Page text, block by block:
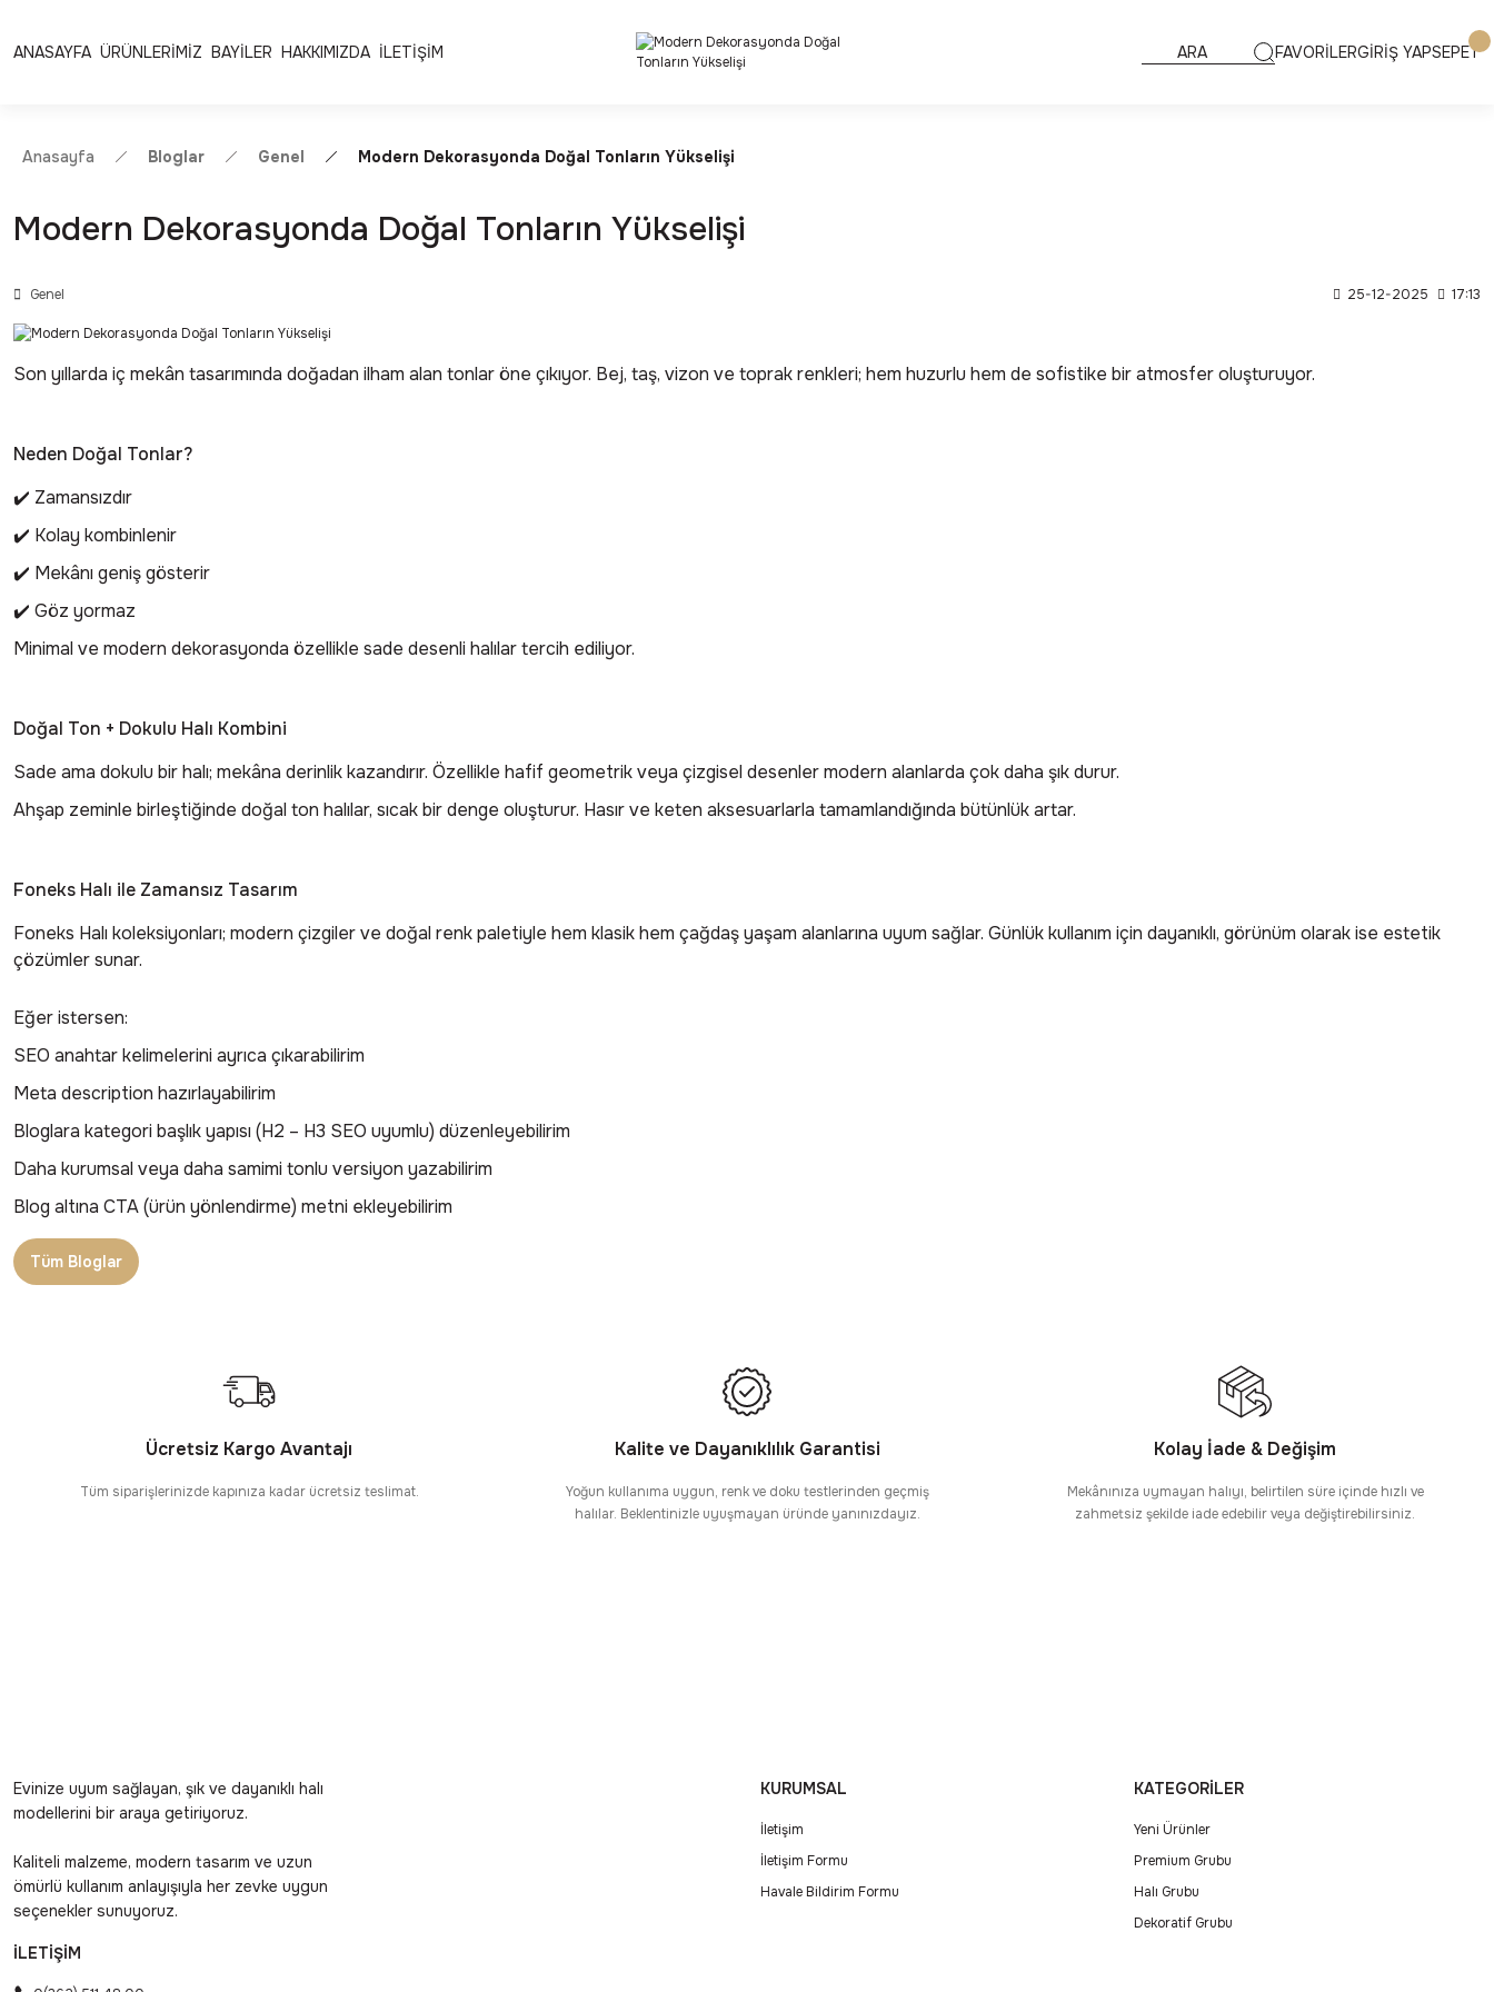
ANASAYFA ÜRÜNLERİMİZ BAYİLER HAKKIMIZDA İLETİŞİM FAVORİLERGİRİŞ YAPSEPET
Anasayfa Bloglar Genel Modern Dekorasyonda Doğal Tonların Yükselişi
Modern Dekorasyonda Doğal Tonların Yükselişi
Genel 25-12-2025 17:13
Son yıllarda iç mekân tasarımında doğadan ilham alan tonlar öne çıkıyor. Bej, taş, vizon ve toprak renkleri; hem huzurlu hem de sofistike bir atmosfer oluşturuyor.
Neden Doğal Tonlar?
✔️ Zamansızdır
✔️ Kolay kombinlenir
✔️ Mekânı geniş gösterir
✔️ Göz yormaz
Minimal ve modern dekorasyonda özellikle sade desenli halılar tercih ediliyor.
Doğal Ton + Dokulu Halı Kombini
Sade ama dokulu bir halı; mekâna derinlik kazandırır. Özellikle hafif geometrik veya çizgisel desenler modern alanlarda çok daha şık durur.
Ahşap zeminle birleştiğinde doğal ton halılar, sıcak bir denge oluşturur. Hasır ve keten aksesuarlarla tamamlandığında bütünlük artar.
Foneks Halı ile Zamansız Tasarım
Foneks Halı koleksiyonları; modern çizgiler ve doğal renk paletiyle hem klasik hem çağdaş yaşam alanlarına uyum sağlar. Günlük kullanım için dayanıklı, görünüm olarak ise estetik
çözümler sunar.
Eğer istersen:
SEO anahtar kelimelerini ayrıca çıkarabilirim
Meta description hazırlayabilirim
Bloglara kategori başlık yapısı (H2 – H3 SEO uyumlu) düzenleyebilirim
Daha kurumsal veya daha samimi tonlu versiyon yazabilirim
Blog altına CTA (ürün yönlendirme) metni ekleyebilirim
Tüm Bloglar
Ücretsiz Kargo Avantajı
Tüm siparişlerinizde kapınıza kadar ücretsiz teslimat.
Kalite ve Dayanıklılık Garantisi
Yoğun kullanıma uygun, renk ve doku testlerinden geçmiş
halılar. Beklentinizle uyuşmayan üründe yanınızdayız.
Kolay İade & Değişim
Mekânınıza uymayan halıyı, belirtilen süre içinde hızlı ve
zahmetsiz şekilde iade edebilir veya değiştirebilirsiniz.
Evinize uyum sağlayan, şık ve dayanıklı halı
modellerini bir araya getiriyoruz.
Kaliteli malzeme, modern tasarım ve uzun
ömürlü kullanım anlayışıyla her zevke uygun
seçenekler sunuyoruz.
İLETİŞİM
KURUMSAL
İletişim
İletişim Formu
Havale Bildirim Formu
KATEGORİLER
Yeni Ürünler
Premium Grubu
Halı Grubu
Dekoratif Grubu